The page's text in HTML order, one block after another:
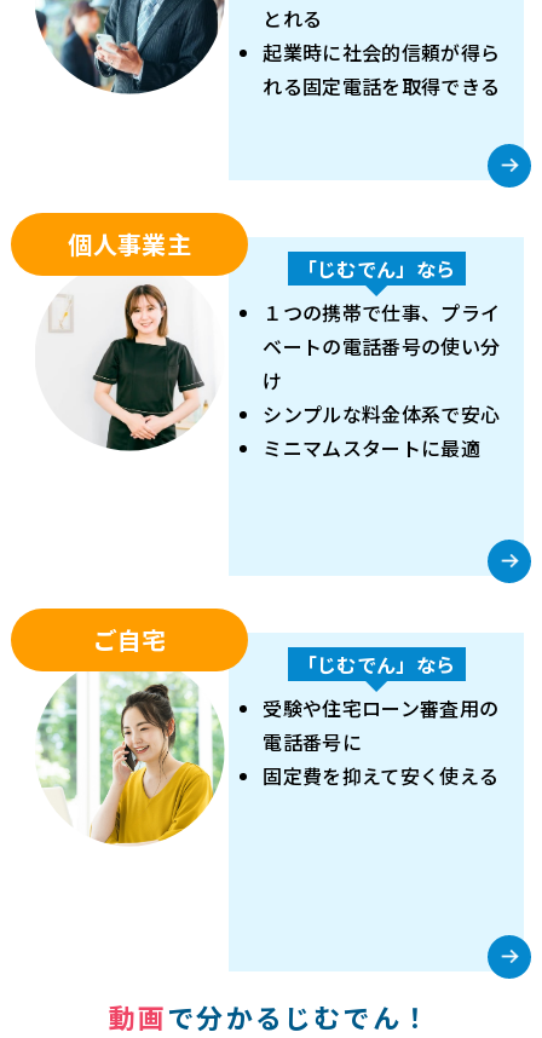
とれる
起業時に社会的信頼が得ら
れる固定電話を取得できる
個人事業主
「じむでん」なら
１つの携帯で仕事、プライ
ベートの電話番号の使い分
け
シンプルな料金体系で安心
ミニマムスタートに最適
ご自宅
「じむでん」なら
受験や住宅ローン審査用の
電話番号に
固定費を抑えて安く使える
動画で分かるじむでん！